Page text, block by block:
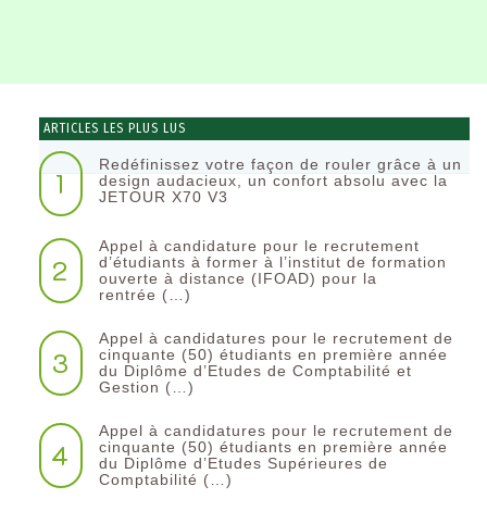
ARTICLES LES PLUS LUS
1
Redéfinissez votre façon de rouler grâce à un
design audacieux, un confort absolu avec la
JETOUR X70 V3
2
Appel à candidature pour le recrutement
d’étudiants à former à l’institut de formation
ouverte à distance (IFOAD) pour la
rentrée (…)
3
Appel à candidatures pour le recrutement de
cinquante (50) étudiants en première année
du Diplôme d’Etudes de Comptabilité et
Gestion (…)
4
Appel à candidatures pour le recrutement de
cinquante (50) étudiants en première année
du Diplôme d’Etudes Supérieures de
Comptabilité (…)